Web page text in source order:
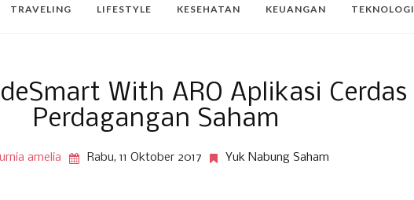
TRAVELING LIFESTYLE KESEHATAN KEUANGAN TEKNOLOGI
With ARO Aplikasi Cerdas
Perdagangan Saham
amelia Rabu, 11 Oktober 2017 Yuk Nabung Saham